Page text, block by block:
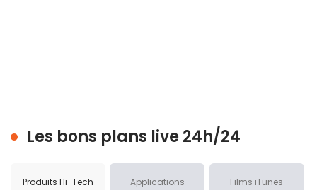
Les bons plans live 24h/24
Produits Hi-Tech Applications Films iTunes